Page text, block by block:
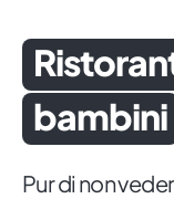
bambini
Pur di non